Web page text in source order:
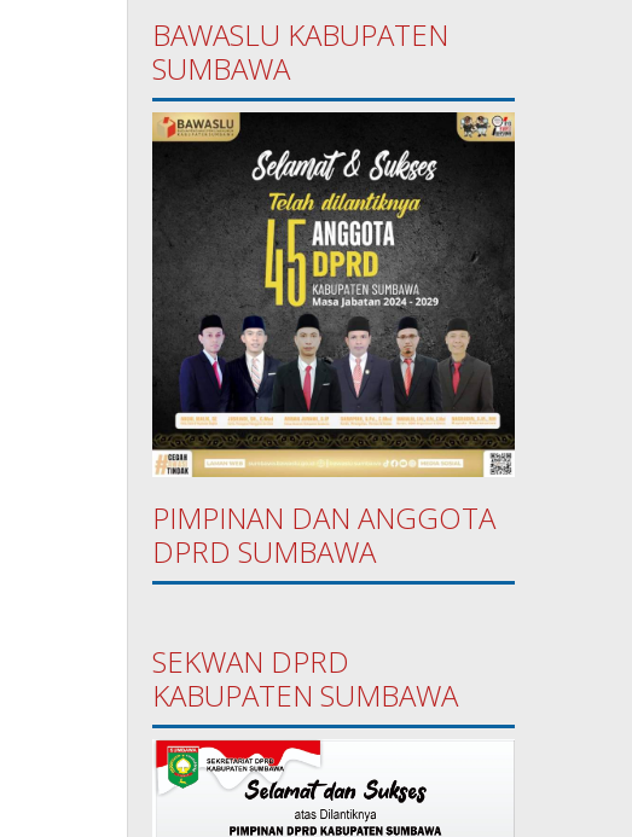
BAWASLU KABUPATEN
SUMBAWA
PIMPINAN DAN ANGGOTA
DPRD SUMBAWA
SEKWAN DPRD
KABUPATEN SUMBAWA